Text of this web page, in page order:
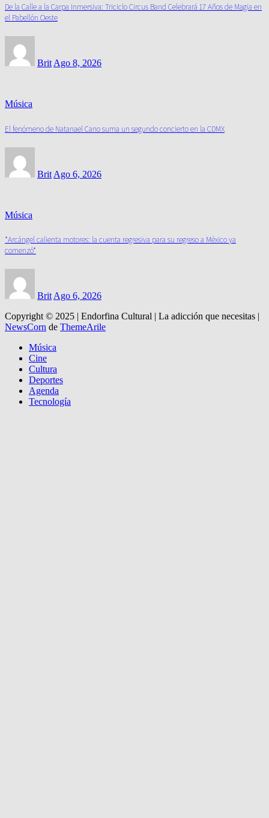
De la Calle a la Carpa Inmersiva: Triciclo Circus Band Celebrará 17 Años de Magia en
el Pabellón Oeste
BritAgo 8, 2026
Música
El fenómeno de Natanael Cano suma un segundo concierto en la CDMX
Brit Ago 6, 2026
Música
*Arcángel calienta motores: la cuenta regresiva para su regreso a México ya
comenzó*
Brit Ago 6, 2026
Copyright © 2025 | Endorfina Cultural | La adicción que necesitas |
NewsCorn de ThemeArile
Música
Cine
Cultura
Deportes
Agenda
Tecnología